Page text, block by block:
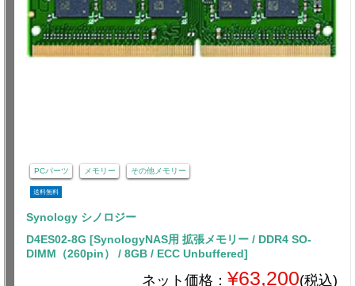
PCパーツ メモリー その他メモリー
送料無料
Synology シノロジー
D4ES02-8G [SynologyNAS用 拡張メモリー / DDR4 SO-
DIMM（260pin） / 8GB / ECC Unbuffered]
ネット価格： ¥63,200(税込)